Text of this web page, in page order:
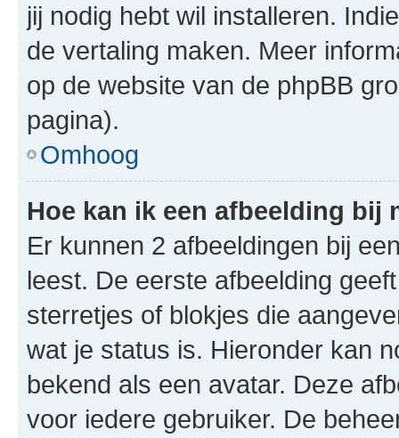
jij nodig hebt wil installeren.
de vertaling maken. Meer
op de website van de phpBB
pagina).
Omhoog
Hoe kan ik een afbeelding bij
Er kunnen 2 afbeeldingen bij
leest. De eerste afbeelding
sterretjes of blokjes die
wat je status is. Hieronder kan
bekend als een avatar. Deze
voor iedere gebruiker. De